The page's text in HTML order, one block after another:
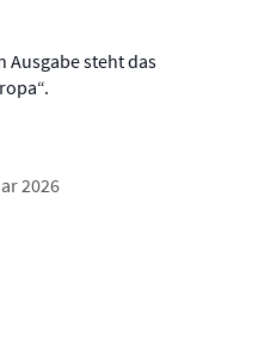
steht das
2026